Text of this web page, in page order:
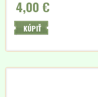
4,00 €
KÚPIŤ